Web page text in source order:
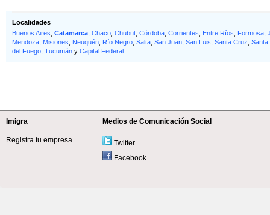
Localidades
Buenos Aires Catamarca Chaco Chubut Córdoba Corrientes Entre Ríos Formosa
Mendoza Misiones Neuquén Río Negro Salta San Juan San Luis Santa Cruz Santa
del Fuego Tucumán y Capital Federal
Imigra
Registra tu empresa
Medios de Comunicación Social
Twitter
Facebook